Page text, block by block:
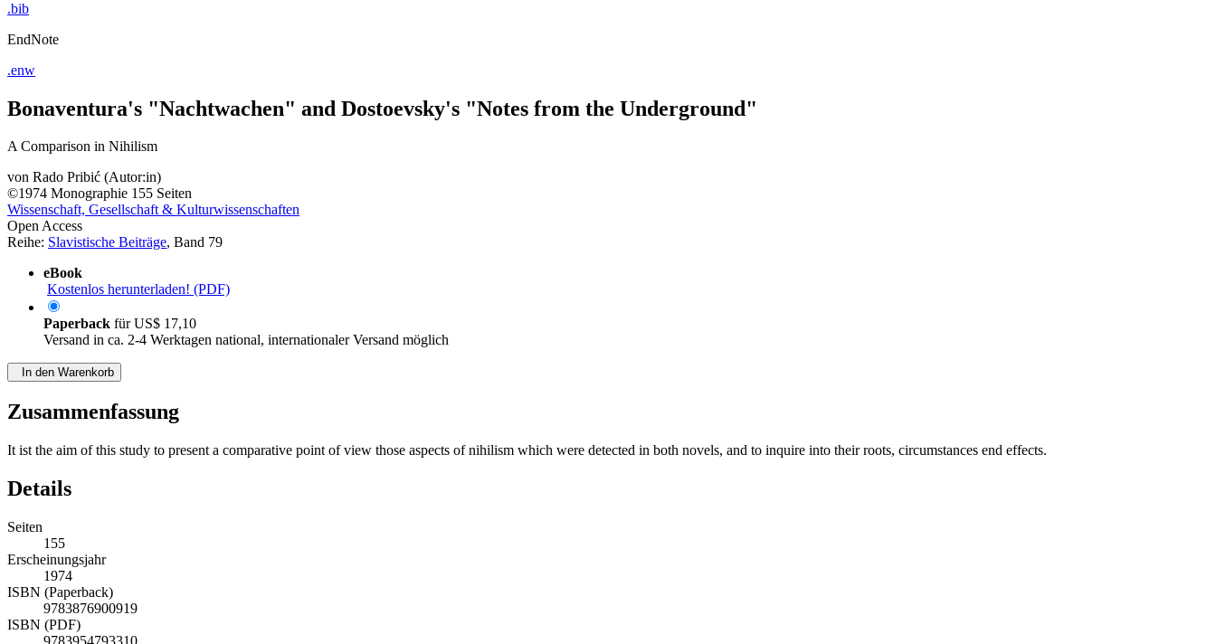
.bib
EndNote
.enw
Bonaventura's "Nachtwachen" and Dostoevsky's "Notes from the Underground"
A Comparison in Nihilism
von Rado Pribić (Autor:in)
©1974 Monographie 155 Seiten
Wissenschaft, Gesellschaft & Kulturwissenschaften
Open Access
Reihe: Slavistische Beiträge, Band 79
eBook
Kostenlos herunterladen! (PDF)
Paperback fürUS$ 17,10
Versand in ca. 2-4 Werktagen national, internationaler Versand möglich
In den Warenkorb
Zusammenfassung
It ist the aim of this study to present a comparative point of view those aspects of nihilism which were detected in both novels, and to inquire into their roots, circumstances end effects.
Details
Seiten
155
Erscheinungsjahr
1974
ISBN (Paperback)
9783876900919
ISBN (PDF)
9783954793310